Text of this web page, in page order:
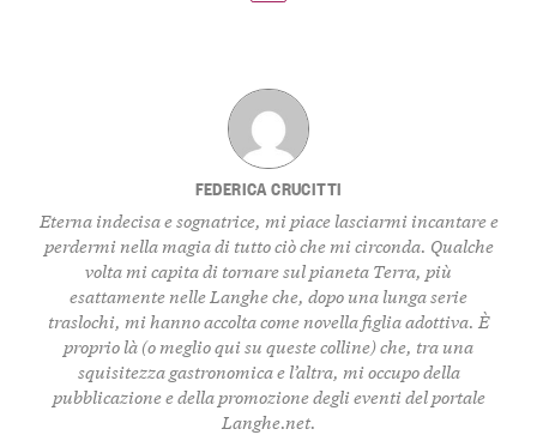
FEDERICA CRUCITTI
Eterna indecisa e sognatrice, mi piace lasciarmi incantare e
perdermi nella magia di tutto ciò che mi circonda. Qualche
volta mi capita di tornare sul pianeta Terra, più
esattamente nelle Langhe che, dopo una lunga serie
traslochi, mi hanno accolta come novella figlia adottiva. È
proprio là (o meglio qui su queste colline) che, tra una
squisitezza gastronomica e l’altra, mi occupo della
pubblicazione e della promozione degli eventi del portale
Langhe.net.